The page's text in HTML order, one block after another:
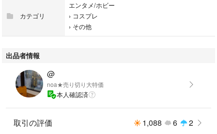
カラー：ブルー
サイズ:S
す。
公式ショップにて購入しました。
新品未開封です。
★ノンワイヤーなのに脇肉・背中の贅肉を全てバストに包みこんで激盛れ
美乳の谷間へ
カテゴリ
エンタメ/ホビー
› コスプレ
› その他
出品者情報
@
noa★売り切り大特価
本人確認済
取引の評価 1,088 6 2